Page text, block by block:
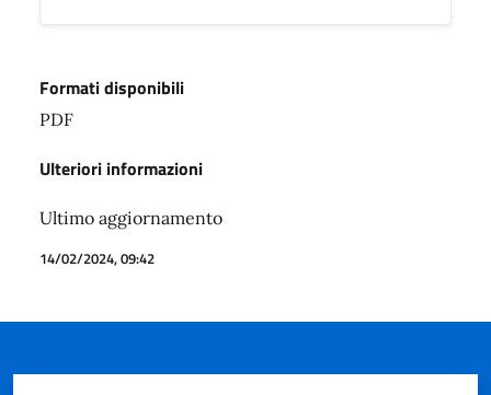
Formati disponibili
PDF
Ulteriori informazioni
Ultimo aggiornamento
14/02/2024, 09:42